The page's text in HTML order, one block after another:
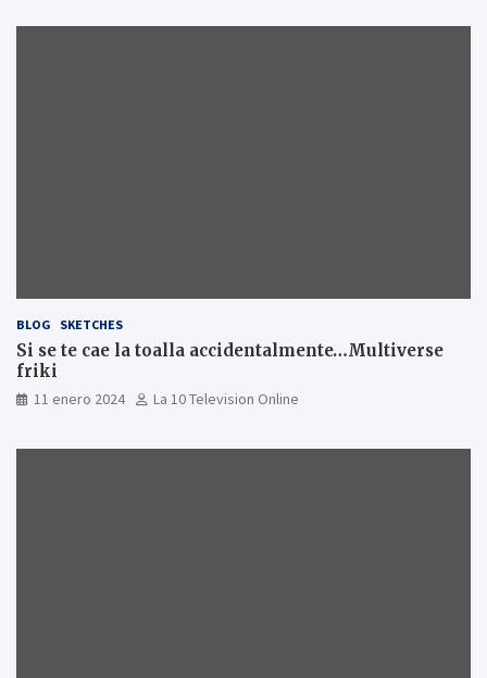
BLOG SKETCHES
Si se te cae la toalla accidentalmente…Multiverse
friki
11 enero 2024 La 10 Television Online